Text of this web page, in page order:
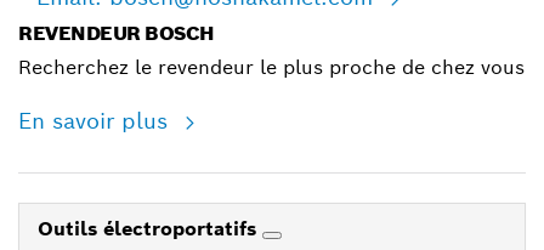
REVENDEUR BOSCH
Recherchez le revendeur le plus proche de chez vous
En savoir plus
Outils électroportatifs